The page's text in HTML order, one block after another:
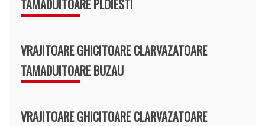
TAMADUITOARE PLOIESTI
VRAJITOARE GHICITOARE CLARVAZATOARE
TAMADUITOARE BUZAU
VRAJITOARE GHICITOARE CLARVAZATOARE